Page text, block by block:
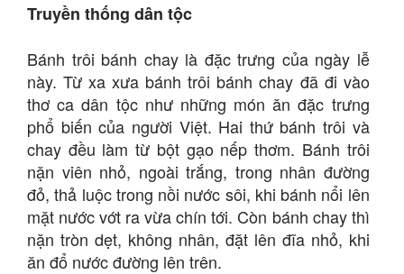
Truyền thống dân tộc
Bánh trôi bánh chay là đặc trưng của ngày lễ
này. Từ xa xưa bánh trôi bánh chay đã đi vào
thơ ca dân tộc như những món ăn đặc trưng
phổ biến của người Việt. Hai thứ bánh trôi và
chay đều làm từ bột gạo nếp thơm. Bánh trôi
nặn viên nhỏ, ngoài trắng, trong nhân đường
đỏ, thả luộc trong nồi nước sôi, khi bánh nổi lên
mặt nước vớt ra vừa chín tới. Còn bánh chay thì
nặn tròn dẹt, không nhân, đặt lên đĩa nhỏ, khi
ăn đổ nước đường lên trên.